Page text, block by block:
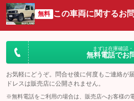
無料 この車両に関するお
まずは在庫確認
無料電話でお
お気軽にどうぞ。問合せ後に何度もご連絡が
ドレスは販売店に公開されません。
※無料電話をご利用の場合は、販売店へお客様の